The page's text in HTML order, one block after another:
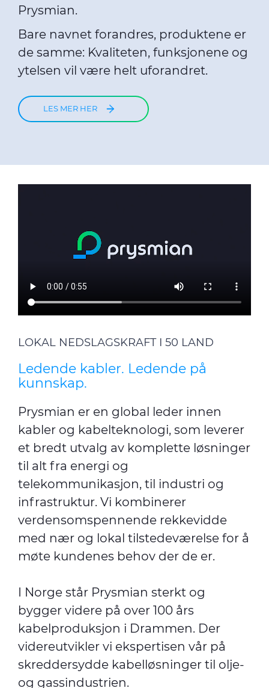
Prysmian.
Bare navnet forandres, produktene er
de samme: Kvaliteten, funksjonene og
ytelsen vil være helt uforandret.
LES MER HER
LOKAL NEDSLAGSKRAFT I 50 LAND
Ledende kabler. Ledende på
kunnskap.
Prysmian er en global leder innen
kabler og kabelteknologi, som leverer
et bredt utvalg av komplette løsninger
til alt fra energi og
telekommunikasjon, til industri og
infrastruktur. Vi kombinerer
verdensomspennende rekkevidde
med nær og lokal tilstedeværelse for å
møte kundenes behov der de er.
I Norge står Prysmian sterkt og
bygger videre på over 100 års
kabelproduksjon i Drammen. Der
videreutvikler vi ekspertisen vår på
skreddersydde kabelløsninger til olje-
og gassindustrien.